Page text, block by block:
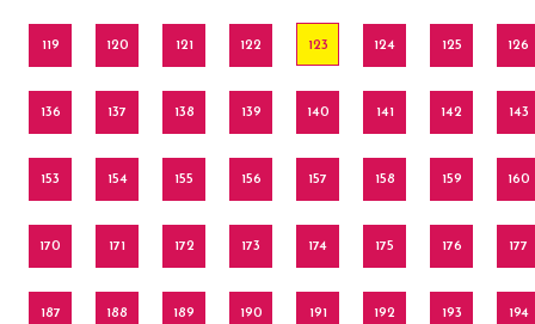
119 120 121 122 123 124 125 126
136 137 138 139 140 141 142 143
153 154 155 156 157 158 159 160
170 171 172 173 174 175 176 177
187 188 189 190 191 192 193 194